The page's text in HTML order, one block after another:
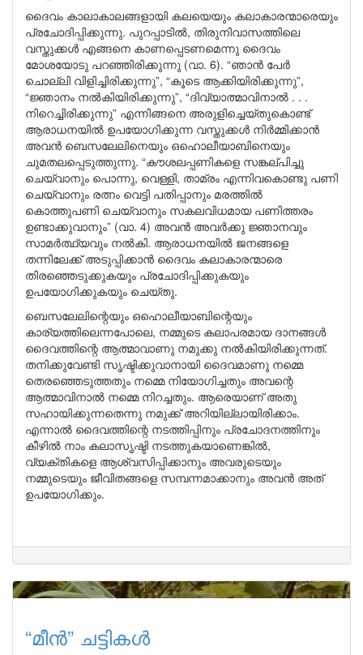
ദൈവം കാലാകാലങ്ങളായി കലയെയും കലാകാരന്മാരെയും
പ്രചോദിപ്പിക്കുന്നു. പുറപ്പാടിൽ, തിരുനിവാസത്തിലെ
വസ്തുക്കൾ എങ്ങനെ കാണപ്പെടണമെന്നു ദൈവം
മോശയോടു പറഞ്ഞിരിക്കുന്നു (വാ. 6). “ഞാൻ പേർ
ചൊല്ലി വിളിച്ചിരിക്കുന്നു”, “കൂടെ ആക്കിയിരിക്കുന്നു”,
“ജ്ഞാനം നൽകിയിരിക്കുന്നു”, “ദിവ്യാത്മാവിനാൽ . . .
നിറെച്ചിരിക്കുന്നു” എന്നിങ്ങനെ അരുളിച്ചെയ്തുകൊണ്ട്
ആരാധനയിൽ ഉപയോഗിക്കുന്ന വസ്തുക്കൾ നിർമ്മിക്കാൻ
അവൻ ബെസലേലിനെയും ഒഹൊലീയാബിനെയും
ചുമതലപ്പെടുത്തുന്നു. “കൗശലപ്പണികളെ സങ്കല്പിച്ചു
ചെയ്വാനും പൊന്നു, വെള്ളി, താമ്രം എന്നിവകൊണ്ടു പണി
ചെയ്വാനും രത്നം വെട്ടി പതിപ്പാനും മരത്തിൽ
കൊത്തുപണി ചെയ്വാനും സകലവിധമായ പണിത്തരം
ഉണ്ടാക്കുവാനും” (വാ. 4) അവൻ അവർക്കു ജ്ഞാനവും
സാമർത്ഥ്യവും നൽകി. ആരാധനയിൽ ജനങ്ങളെ
തന്നിലേക്ക് അടുപ്പിക്കാൻ ദൈവം കലാകാരന്മാരെ
തിരഞ്ഞെടുക്കുകയും പ്രചോദിപ്പിക്കുകയും
ഉപയോഗിക്കുകയും ചെയ്തു.
ബെസലേലിന്റെയും ഒഹൊലീയാബിന്റെയും
കാര്യത്തിലെന്നപോലെ, നമ്മുടെ കലാപരമായ ദാനങ്ങൾ
ദൈവത്തിന്റെ ആത്മാവാണു നമുക്കു നൽകിയിരിക്കുന്നത്.
തനിക്കുവേണ്ടി സൃഷ്ടിക്കുവാനായി ദൈവമാണു നമ്മെ
തെരഞ്ഞെടുത്തതും നമ്മെ നിയോഗിച്ചതും അവന്റെ
ആത്മാവിനാൽ നമ്മെ നിറച്ചതും. ആരെയാണ് അതു
സഹായിക്കുന്നതെന്നു നമുക്ക് അറിയില്ലായിരിക്കാം.
എന്നാൽ ദൈവത്തിന്റെ നടത്തിപ്പിനും പ്രചോദനത്തിനും
കീഴിൽ നാം കലാസൃഷ്ടി നടത്തുകയാണെങ്കിൽ,
വ്യക്തികളെ ആശ്വസിപ്പിക്കാനും അവരുടെയും
നമ്മുടെയും ജീവിതങ്ങളെ സമ്പന്നമാക്കാനും അവൻ അത്
ഉപയോഗിക്കും.
“മീൻ” ചട്ടികൾ